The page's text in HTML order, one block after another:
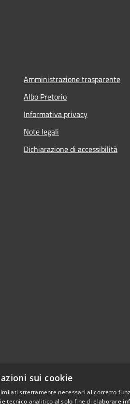
Amministrazione trasparente
Albo Pretorio
Informativa privacy
Note legali
Dichiarazione di accessibilità
sui cookie
strettamente necessari al corretto
tecnico analitico al solo fine di elaborare